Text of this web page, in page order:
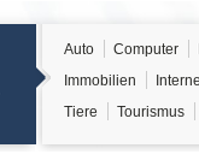
Auto Computer
Immobilien
Tiere
Tourismus